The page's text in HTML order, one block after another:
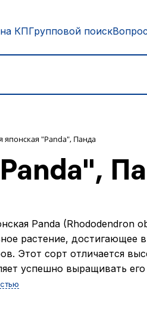
КПГрупповой поиск
японская "Panda", Панда
Panda (Rhododendron
растение, достигающее
Этот сорт отличается
успешно выращивать